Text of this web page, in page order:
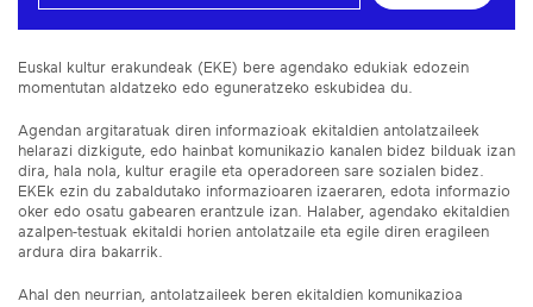
Euskal kultur erakundeak (EKE) bere agendako edukiak edozein
momentutan aldatzeko edo eguneratzeko eskubidea du.
Agendan argitaratuak diren informazioak ekitaldien antolatzaileek
helarazi dizkigute, edo hainbat komunikazio kanalen bidez bilduak izan
dira, hala nola, kultur eragile eta operadoreen sare sozialen bidez.
EKEk ezin du zabaldutako informazioaren izaeraren, edota informazio
oker edo osatu gabearen erantzule izan. Halaber, agendako ekitaldien
azalpen-testuak ekitaldi horien antolatzaile eta egile diren eragileen
ardura dira bakarrik.
Ahal den neurrian, antolatzaileek beren ekitaldien komunikazioa